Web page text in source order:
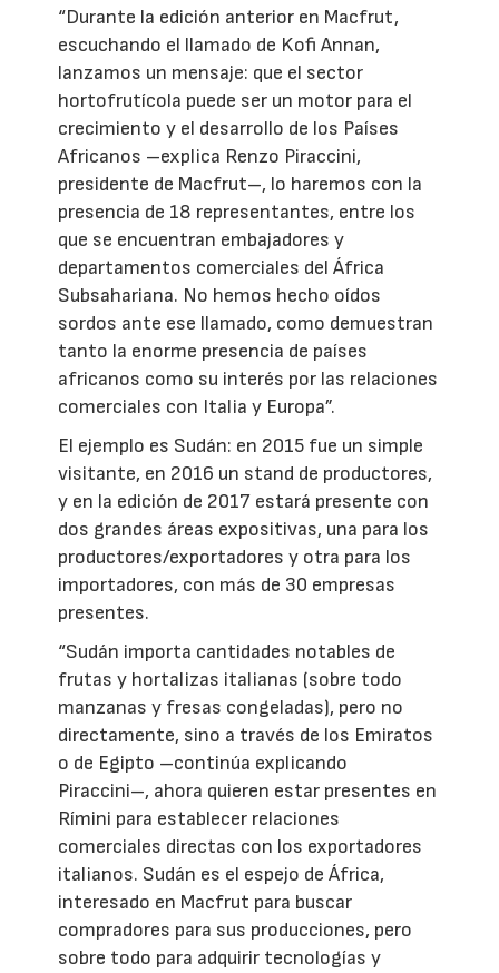
“Durante la edición anterior en Macfrut,
escuchando el llamado de Kofi Annan,
lanzamos un mensaje: que el sector
hortofrutícola puede ser un motor para el
crecimiento y el desarrollo de los Países
Africanos –explica Renzo Piraccini,
presidente de Macfrut–, lo haremos con la
presencia de 18 representantes, entre los
que se encuentran embajadores y
departamentos comerciales del África
Subsahariana. No hemos hecho oídos
sordos ante ese llamado, como demuestran
tanto la enorme presencia de países
africanos como su interés por las relaciones
comerciales con Italia y Europa”.
El ejemplo es Sudán: en 2015 fue un simple
visitante, en 2016 un stand de productores,
y en la edición de 2017 estará presente con
dos grandes áreas expositivas, una para los
productores/exportadores y otra para los
importadores, con más de 30 empresas
presentes.
“Sudán importa cantidades notables de
frutas y hortalizas italianas (sobre todo
manzanas y fresas congeladas), pero no
directamente, sino a través de los Emiratos
o de Egipto –continúa explicando
Piraccini–, ahora quieren estar presentes en
Rímini para establecer relaciones
comerciales directas con los exportadores
italianos. Sudán es el espejo de África,
interesado en Macfrut para buscar
compradores para sus producciones, pero
sobre todo para adquirir tecnologías y